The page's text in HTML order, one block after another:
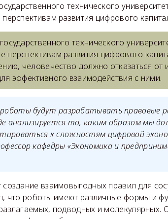
технического
развития цифрового
технического
развития цифрового
человечество должно отказаться от
эффективного взаимодействия с ними.
будут разрабатывать правовые
анализируется то, каким образом мы
к сложностям цифровой
кафедры «Экономика и
взаимовыгодных правил для
что роботы имеют различные формы и
подводных и молекулярных.